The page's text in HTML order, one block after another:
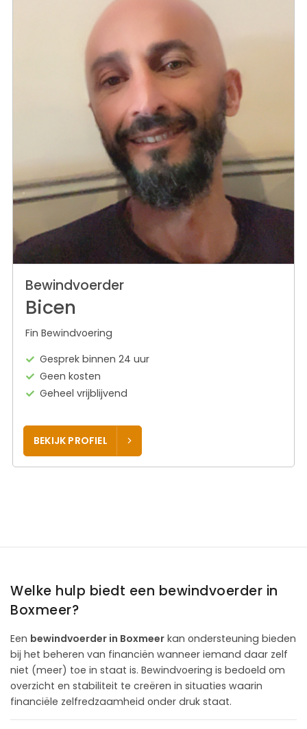
Bewindvoerder
Bicen
Fin Bewindvoering
Gesprek binnen 24 uur
Geen kosten
Geheel vrijblijvend
BEKIJK PROFIEL
Welke hulp biedt een bewindvoerder in
Boxmeer?
Een bewindvoerder in Boxmeer kan ondersteuning bieden
bij het beheren van financiën wanneer iemand daar zelf
niet (meer) toe in staat is. Bewindvoering is bedoeld om
overzicht en stabiliteit te creëren in situaties waarin
financiële zelfredzaamheid onder druk staat.